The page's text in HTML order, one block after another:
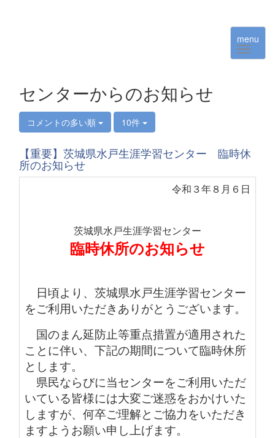
menu
センターからのお知らせ
コメントの多い順 10件
【重要】茨城県水戸生涯学習センター 臨時休
所のお知らせ
令和３年８月６日
茨城県水戸生涯学習センター
臨時休所のお知らせ
日頃より、茨城県水戸生涯学習センター
をご利用いただきありがとうございます。
国のまん延防止等重点措置が適用された
ことに伴い、下記の期間について臨時休所
とします。
県民ならびに当センターをご利用いただ
いている皆様には大変ご迷惑をおかけいた
しますが、何卒ご理解とご協力をいただき
ますようお願い申し上げます。